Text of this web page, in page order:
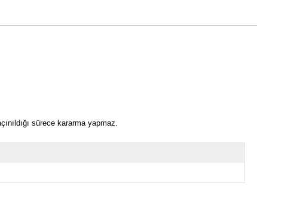
sürece kararma yapmaz.